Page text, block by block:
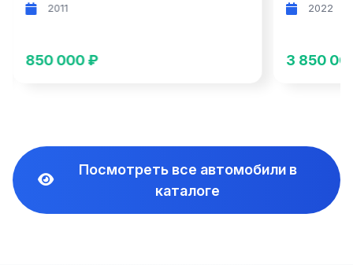
3 850 000 ₽ 4
Посмотреть все автомобили в
каталоге